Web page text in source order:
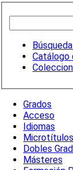
Catálogo
Grados
Acceso
Idiomas
Microtítulos
Dobles
Másteres